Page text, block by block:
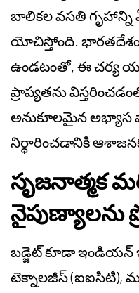
బాలికల వసతి గృహాన్ని
యోచిస్తోంది.
ఉండటంతో, ఈ చర్య
ప్రాప్యతను
అనుకూలమైన
నిర్ధారించడానికి
సృజనాత్మక
నైపుణ్యాలను
బడ్జెట్ కూడా ఇండియన్
టెక్నాలజీస్ (ఐఐసిటి),